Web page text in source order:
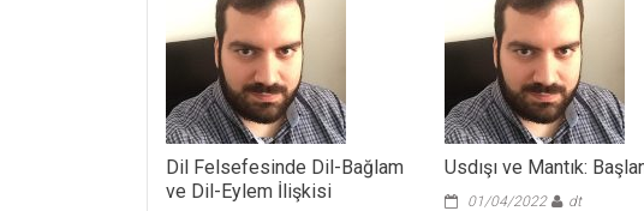
Dil Felsefesinde Dil-Bağlam
ve Dil-Eylem İlişkisi
Usdışı ve Mantık:
01/04/2022
dt